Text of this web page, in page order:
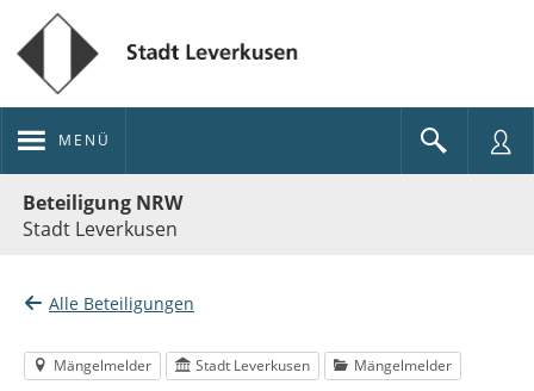
MENÜ
Beteiligung NRW
Stadt Leverkusen
Alle Beteiligungen
Mängelmelder Stadt Leverkusen Mängelmelder